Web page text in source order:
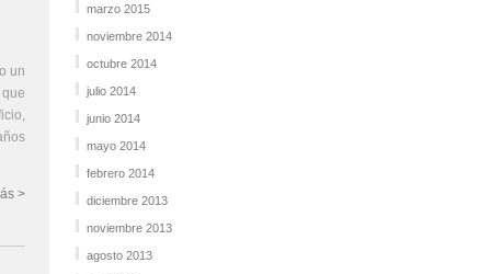
un
>
marzo 2015
noviembre 2014
octubre 2014
julio 2014
junio 2014
mayo 2014
febrero 2014
diciembre 2013
noviembre 2013
agosto 2013